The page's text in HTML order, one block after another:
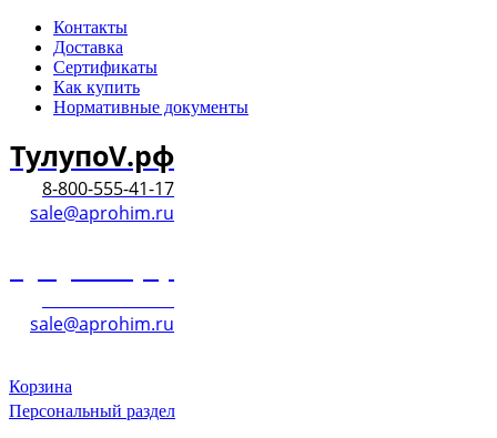
Контакты
Доставка
Сертификаты
Как купить
Нормативные документы
ТулупоV.рф
8-800-555-41-17
sale@aprohim.ru
sale@aprohim.ru
Корзина
Персональный раздел